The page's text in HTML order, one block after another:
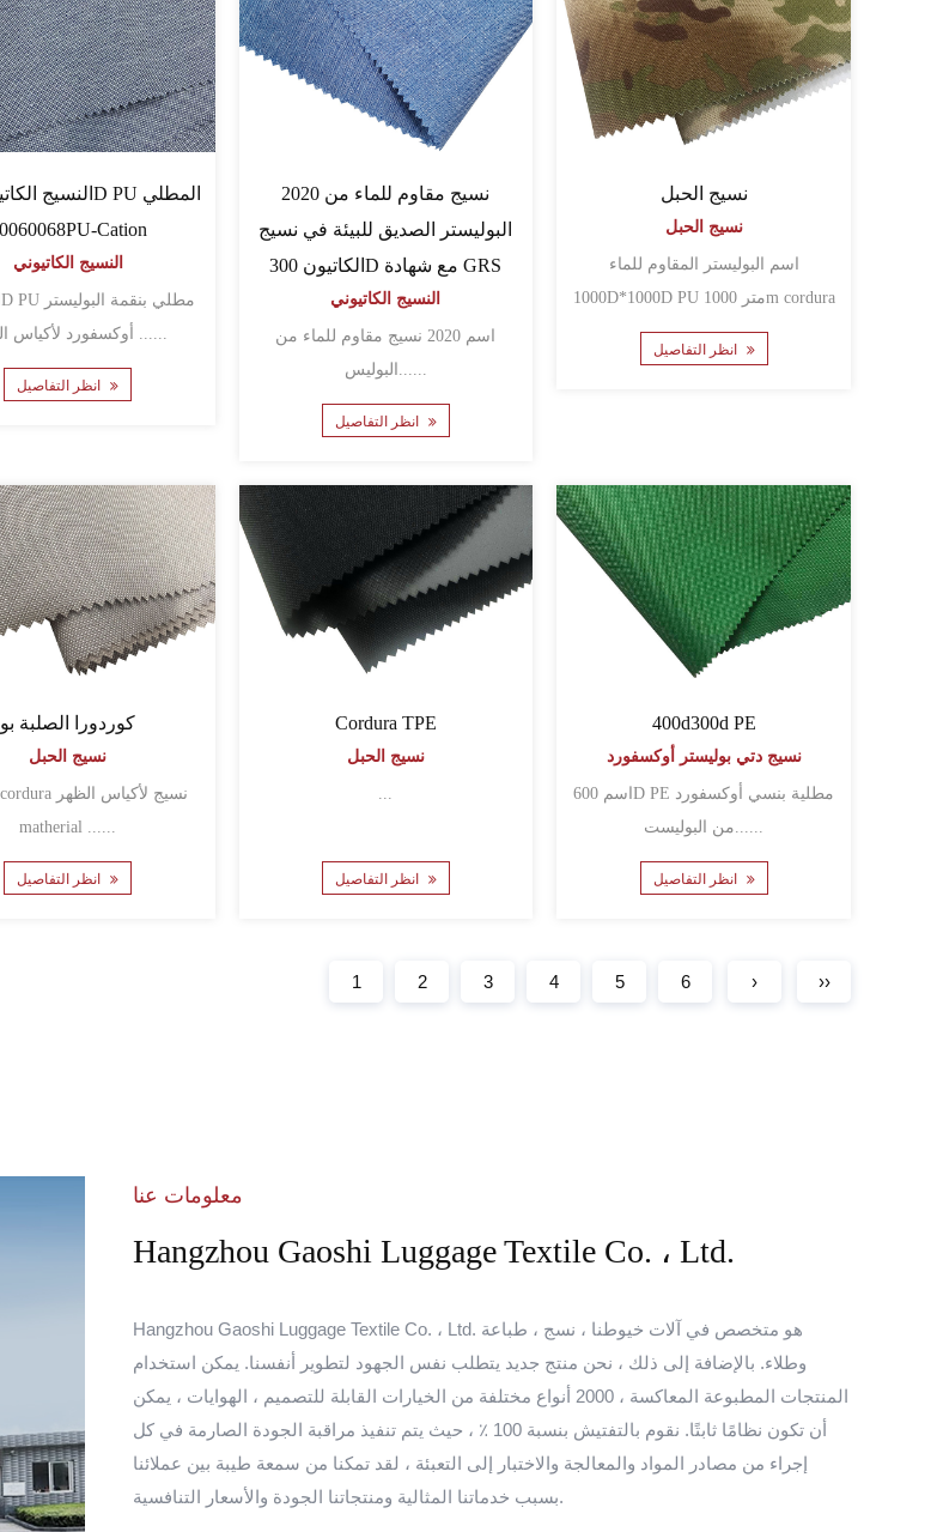
60060068PU-Cation
النسيج الكاتيوني
2020 نسيج مقاوم للماء من
البوليستر الصديق للبيئة في نسيج
الكاتيون 300D مع شهادة GRS
النسيج الكاتيوني
اسم 2020 نسيج مقاوم للماء من
نسيج الحبل
نسيج الحبل
اسم البوليستر المقاوم للماء
1000D*1000D PU 1000 مترm cordura
c......
كوردورا الصلبة بو
نسيج الحبل
Cordura TPE
نسيج الحبل
انظر التفاصيل
400d300d PE
نسيج دتي بوليستر أوكسفورد
اسم 600D PE مطلية بنسي أوكسفورد
انظر التفاصيل
1 2 3 4 5 6 › ››
معلومات عنا
Hangzhou Gaoshi Luggage Textile Co. ، Ltd.
Hangzhou Gaoshi Luggage Textile Co. ، Ltd. هو متخصص في آلات خيوطنا ، نسج ، طباعة
وطلاء. بالإضافة إلى ذلك ، نحن منتج جديد يتطلب نفس الجهود لتطوير أنفسنا. يمكن استخدام
المنتجات المطبوعة المعاكسة ، 2000 أنواع مختلفة من الخيارات القابلة للتصميم ، الهوايات ، يمكن
أن تكون نظامًا ثابتًا. نقوم بالتفتيش بنسبة 100 ٪ ، حيث يتم تنفيذ مراقبة الجودة الصارمة في كل
إجراء من مصادر المواد والمعالجة والاختبار إلى التعبئة ، لقد تمكنا من سمعة طيبة بين عملائنا
بسبب خدماتنا المثالية ومنتجاتنا الجودة والأسعار التنافسية.